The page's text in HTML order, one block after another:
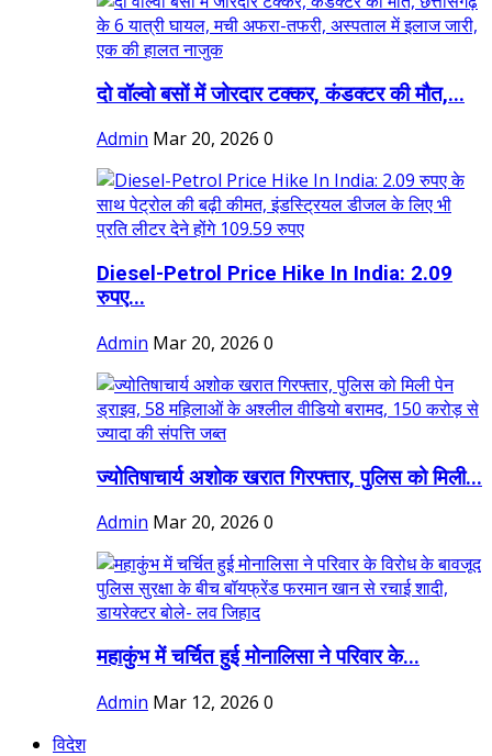
दो वॉल्वो बसों में जोरदार टक्कर, कंडक्टर की मौत,...
Admin Mar 20, 2026 0
Diesel-Petrol Price Hike In India: 2.09
रुपए...
Admin Mar 20, 2026 0
ज्योतिषाचार्य अशोक खरात गिरफ्तार, पुलिस को मिली...
Admin Mar 20, 2026 0
महाकुंभ में चर्चित हुई मोनालिसा ने परिवार के...
Admin Mar 12, 2026 0
विदेश